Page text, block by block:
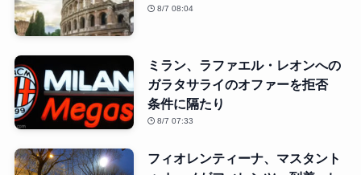
8/7 08:04
ミラン、ラファエル・レオンへの
ガラタサライのオファーを拒否
条件に隔たり
8/7 07:33
フィオレンティーナ、マスタント